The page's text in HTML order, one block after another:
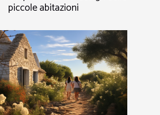
piccole abitazioni